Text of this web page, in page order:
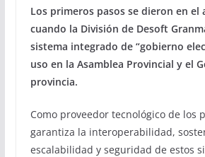
Los primeros pasos se dieron en el
cuando la División de Desoft
sistema integrado de “gobierno
uso en la Asamblea Provincial y el
provincia.
Como proveedor tecnológico de los
garantiza la interoperabilidad,
escalabilidad y seguridad de estos